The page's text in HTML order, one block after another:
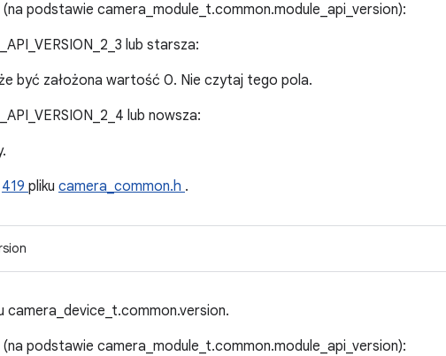
podstawie camera_module_t.common.module_api_version):
lub starsza:
być założona wartość 0. Nie czytaj tego pola.
lub nowsza:
419 pliku camera_common.h .
podstawie camera_module_t.common.module_api_version):